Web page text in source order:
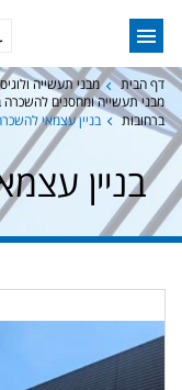
דף הבית מבני תעשייה
מבני תעשייה ומחסנים
ברחובות
בניין עצמאי
בניין